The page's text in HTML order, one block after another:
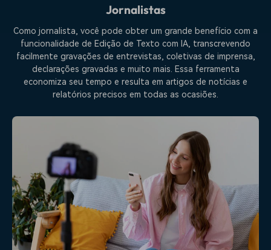
Jornalistas
Como jornalista, você pode obter um grande benefício com a
funcionalidade de Edição de Texto com IA, transcrevendo
facilmente gravações de entrevistas, coletivas de imprensa,
declarações gravadas e muito mais. Essa ferramenta
economiza seu tempo e resulta em artigos de notícias e
relatórios precisos em todas as ocasiões.